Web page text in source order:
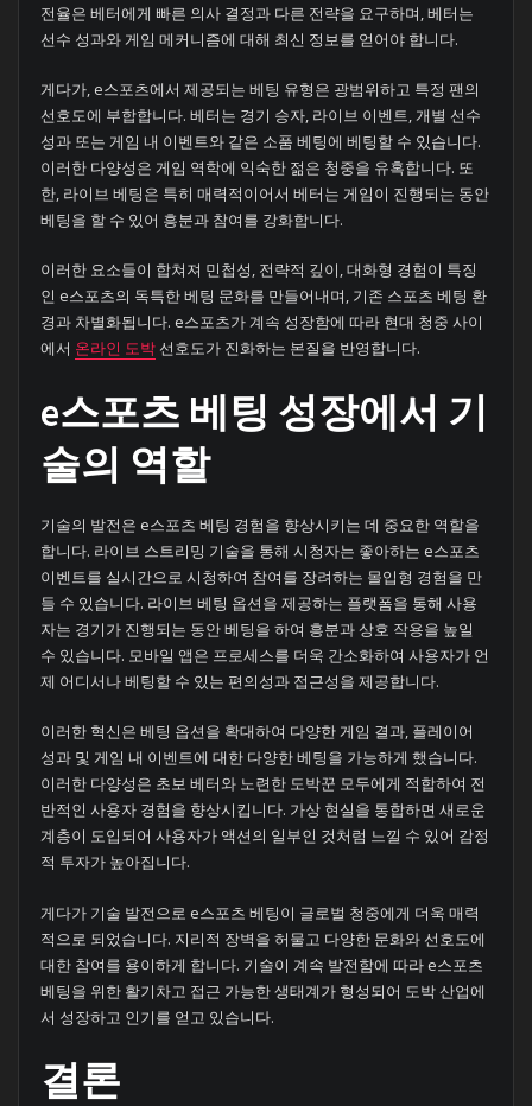
전율은 베터에게 빠른 의사 결정과 다른 전략을 요구하며, 베터는
선수 성과와 게임 메커니즘에 대해 최신 정보를 얻어야 합니다.
게다가, e스포츠에서 제공되는 베팅 유형은 광범위하고 특정 팬의
선호도에 부합합니다. 베터는 경기 승자, 라이브 이벤트, 개별 선수
성과 또는 게임 내 이벤트와 같은 소품 베팅에 베팅할 수 있습니다.
이러한 다양성은 게임 역학에 익숙한 젊은 청중을 유혹합니다. 또
한, 라이브 베팅은 특히 매력적이어서 베터는 게임이 진행되는 동안
베팅을 할 수 있어 흥분과 참여를 강화합니다.
이러한 요소들이 합쳐져 민첩성, 전략적 깊이, 대화형 경험이 특징
인 e스포츠의 독특한 베팅 문화를 만들어내며, 기존 스포츠 베팅 환
경과 차별화됩니다. e스포츠가 계속 성장함에 따라 현대 청중 사이
에서 온라인 도박선호도가 진화하는 본질을 반영합니다.
e스포츠 베팅 성장에서 기
술의 역할
기술의 발전은 e스포츠 베팅 경험을 향상시키는 데 중요한 역할을
합니다. 라이브 스트리밍 기술을 통해 시청자는 좋아하는 e스포츠
이벤트를 실시간으로 시청하여 참여를 장려하는 몰입형 경험을 만
들 수 있습니다. 라이브 베팅 옵션을 제공하는 플랫폼을 통해 사용
자는 경기가 진행되는 동안 베팅을 하여 흥분과 상호 작용을 높일
수 있습니다. 모바일 앱은 프로세스를 더욱 간소화하여 사용자가 언
제 어디서나 베팅할 수 있는 편의성과 접근성을 제공합니다.
이러한 혁신은 베팅 옵션을 확대하여 다양한 게임 결과, 플레이어
성과 및 게임 내 이벤트에 대한 다양한 베팅을 가능하게 했습니다.
이러한 다양성은 초보 베터와 노련한 도박꾼 모두에게 적합하여 전
반적인 사용자 경험을 향상시킵니다. 가상 현실을 통합하면 새로운
계층이 도입되어 사용자가 액션의 일부인 것처럼 느낄 수 있어 감정
적 투자가 높아집니다.
게다가 기술 발전으로 e스포츠 베팅이 글로벌 청중에게 더욱 매력
적으로 되었습니다. 지리적 장벽을 허물고 다양한 문화와 선호도에
대한 참여를 용이하게 합니다. 기술이 계속 발전함에 따라 e스포츠
베팅을 위한 활기차고 접근 가능한 생태계가 형성되어 도박 산업에
서 성장하고 인기를 얻고 있습니다.
결론